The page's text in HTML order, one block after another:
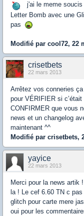
j'ai le meme
Letter Bomb avec une
pas
Modifié par cool72, 22
crisetbets
22 mars 2013
Arrêtez vos conneries
pour VÉRIFIER si
CONFIRMER que vous
news et un changelog
maintenant ^^
Modifié par crisetbets,
yayice
22 mars 2013
Merci pour la news artik
la ! Le cef 6.60 TN c
glitch pour carte mere
oui pour les